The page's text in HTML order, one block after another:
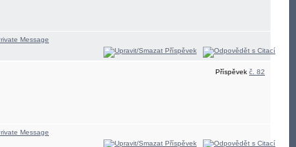
Příspěvek č. 82